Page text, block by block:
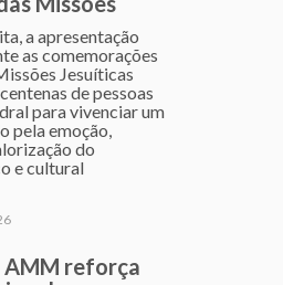
a apresentação
as comemorações
Jesuíticas
de pessoas
para vivenciar um
pela emoção,
do
e cultural
AMM reforça